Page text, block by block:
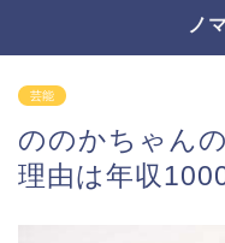
ノ
芸能
ののかちゃん
理由は年収